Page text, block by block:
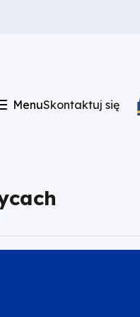
Menu
Skontaktuj
Skontaktuj się